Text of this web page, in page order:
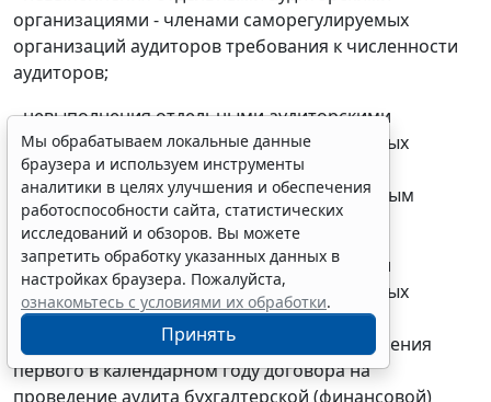
организациями - членами саморегулируемых
организаций аудиторов требования к численности
аудиторов;
- невыполнения отдельными аудиторскими
организациями - членами саморегулируемых
организаций аудиторов требования к лицу,
являющемуся единоличным исполнительным
органом аудиторской организации;
- невыполнения отдельными аудиторскими
организациями - членами саморегулируемых
организаций аудиторов требования к
представлению информации о дате заключения
первого в календарном году договора на
проведение аудита бухгалтерской (финансовой)
Мы обрабатываем локальные данные
браузера и используем инструменты
аналитики в целях улучшения и обеспечения
работоспособности сайта, статистических
исследований и обзоров. Вы можете
запретить обработку указанных данных в
настройках браузера. Пожалуйста,
ознакомьтесь с условиями их обработки.
Принять